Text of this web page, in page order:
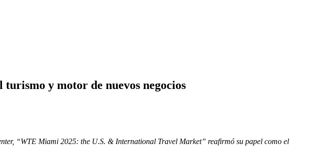
y motor de nuevos negocios
“WTE Miami 2025: the U.S. & International Travel Market” reafirmó su papel como el